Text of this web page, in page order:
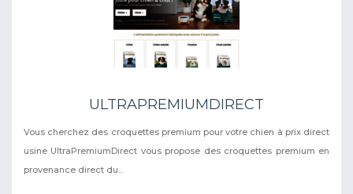
ULTRAPREMIUMDIRECT
Vous cherchez des croquettes premium pour votre chien à prix direct
usine UltraPremiumDirect vous propose des croquettes premium en
provenance direct du...